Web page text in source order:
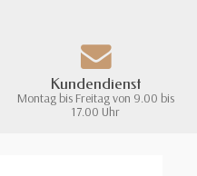
Kundendienst
Montag bis Freitag von 9.00 bis
17.00 Uhr